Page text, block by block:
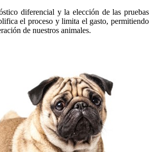
diferencial y la elección de las pruebas
el proceso y limita el gasto, permitiendo
de nuestros animales.